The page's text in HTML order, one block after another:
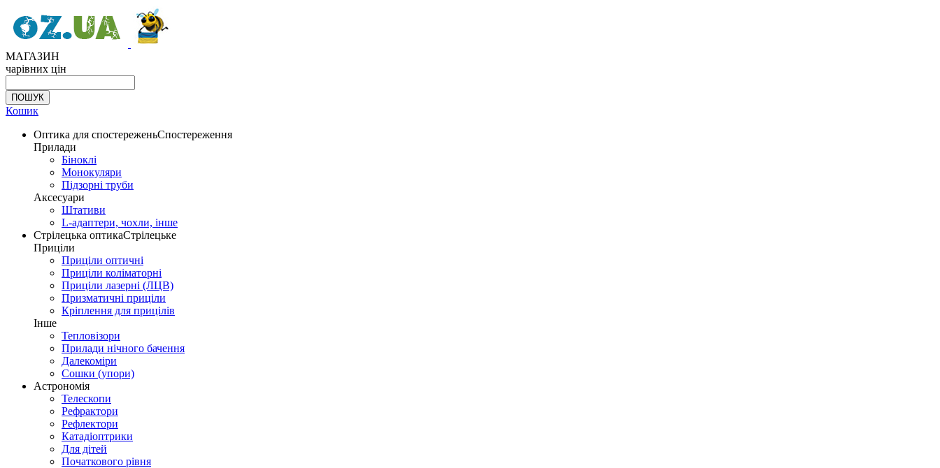
МАГАЗИН
чарівних цін
Кошик
Оптика для спостереженьСпостереження
Прилади
Біноклі
Монокуляри
Підзорні труби
Аксесуари
Штативи
L-адаптери, чохли, інше
Стрілецька оптикаСтрілецьке
Приціли
Приціли оптичні
Приціли коліматорні
Приціли лазерні (ЛЦВ)
Призматичні приціли
Кріплення для прицілів
Інше
Тепловізори
Прилади нічного бачення
Далекоміри
Сошки (упори)
Астрономія
Телескопи
Рефрактори
Рефлектори
Катадіоптрики
Для дітей
Початкового рівня